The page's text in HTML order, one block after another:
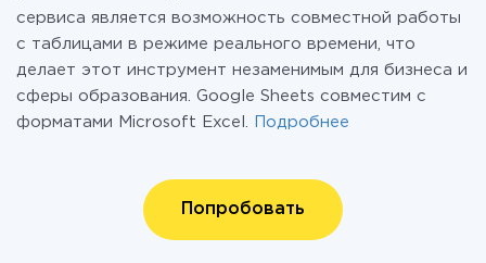
сервиса является возможность совместной работы
c таблицами в режиме реального времени, что
делает этот инструмент незаменимым для бизнеса и
сферы образования. Google Sheets совместим с
форматами Microsoft Excel.
Подробнее
Попробовать